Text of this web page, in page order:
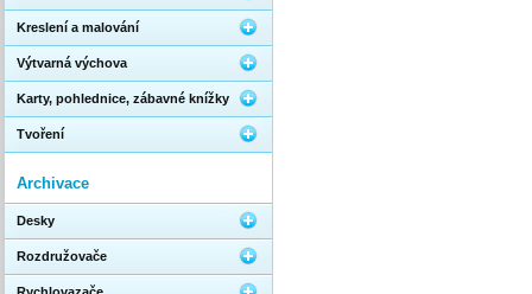
Kreslení a malování
Výtvarná výchova
Karty, pohlednice, zábavné knížky
Tvoření
Archivace
Desky
Rozdružovače